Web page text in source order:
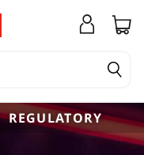
REGULATORY